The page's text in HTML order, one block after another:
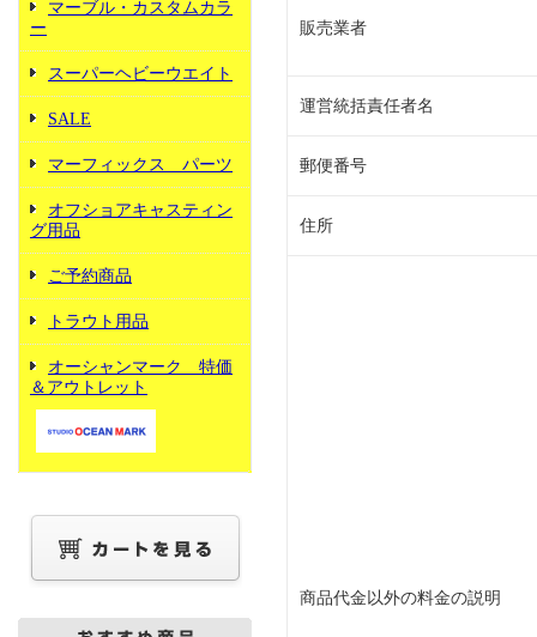
マーブル・カスタムカラ
ー
スーパーヘビーウエイト
SALE
マーフィックス パーツ
オフショアキャスティン
グ用品
ご予約商品
トラウト用品
オーシャンマーク 特価
＆アウトレット
販売業者
運営統括責任者名
郵便番号
住所
商品代金以外の料金の説明